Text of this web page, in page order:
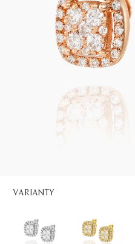
VARIANTY